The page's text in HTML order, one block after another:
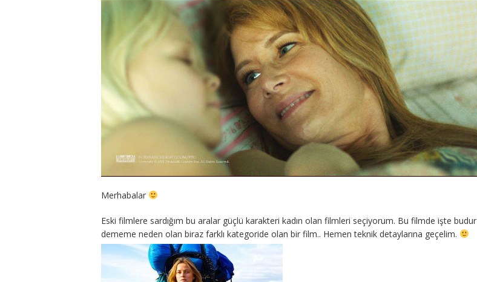
Merhabalar
Eski filmlere sardığım bu aralar güçlü karakteri kadın olan filmleri seçiyorum. Bu filmde işte budur
dememe neden olan biraz farklı kategoride olan bir film.. Hemen teknik detaylarına geçelim.